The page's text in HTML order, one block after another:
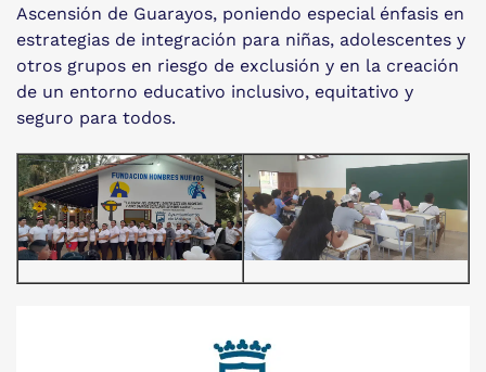
Ascensión de Guarayos, poniendo especial énfasis en
estrategias de integración para niñas, adolescentes y
otros grupos en riesgo de exclusión y en la creación
de un entorno educativo inclusivo, equitativo y
seguro para todos.